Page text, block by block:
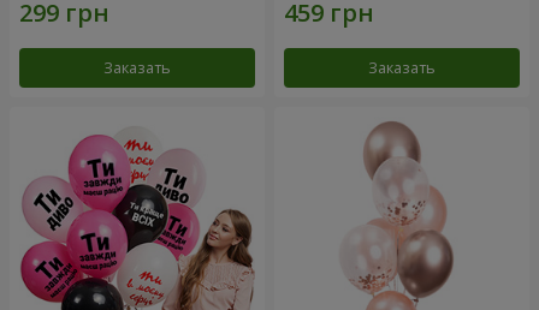
Заказать Заказать